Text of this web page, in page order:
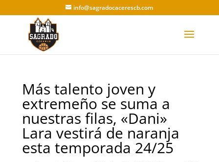
info@sagradocacerescb.com
Más talento joven y
extremeño se suma a
nuestras filas, «Dani»
Lara vestirá de naranja
esta temporada 24/25